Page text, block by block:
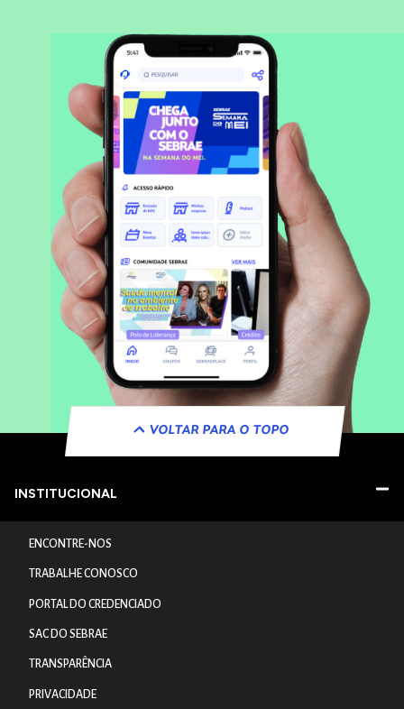
VOLTAR PARA O TOPO
INSTITUCIONAL
ENCONTRE-NOS
TRABALHE CONOSCO
PORTAL DO CREDENCIADO
SAC DO SEBRAE
TRANSPARÊNCIA
PRIVACIDADE